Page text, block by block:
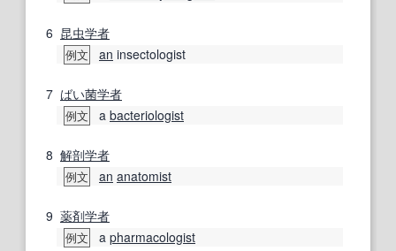
6 昆虫学者
例文 an insectologist
7 ばい菌学者
例文 a bacteriologist
8 解剖学者
例文 an anatomist
9 薬剤学者
例文 a pharmacologist